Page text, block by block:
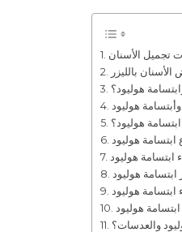
تجميل الأسنان
بالليزر
هوليود؟
هوليود؟
ابتسامة هوليود
ابتسامة هوليود
ابتسامة هوليود
ابتسامة هوليود
هوليود
والعدسات؟